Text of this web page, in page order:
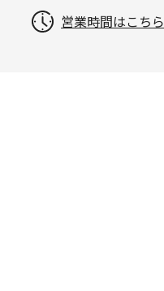
営業時間はこちら